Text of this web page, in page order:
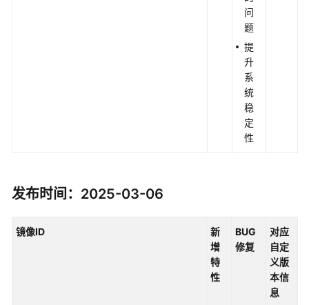
问
题
提
升
系
统
稳
定
性
发布时间：2025-03-06
镜像ID
新
增
特
性
BUG
修复
对应
自定
义版
本信
息